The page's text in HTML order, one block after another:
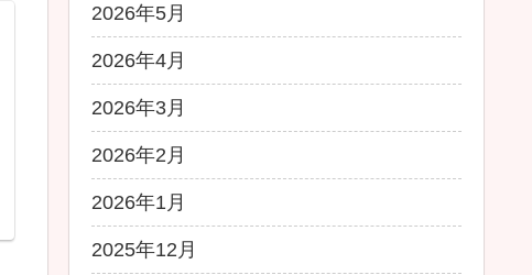
2026年5月
2026年4月
2026年3月
2026年2月
2026年1月
2025年12月